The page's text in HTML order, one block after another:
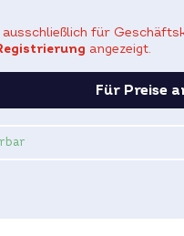
ausschließlich für
angezeigt.
Für Preise